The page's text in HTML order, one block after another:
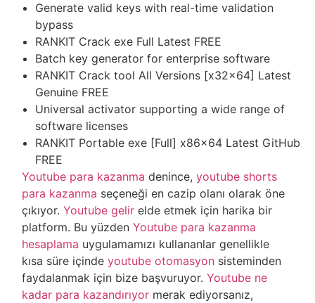
Generate valid keys with real-time validation
bypass
RANKIT Crack exe Full Latest FREE
Batch key generator for enterprise software
RANKIT Crack tool All Versions [x32x64] Latest
Genuine FREE
Universal activator supporting a wide range of
software licenses
RANKIT Portable exe [Full] x86x64 Latest GitHub
FREE
Youtube para kazanma denince,youtube shorts
para kazanma seçeneği en cazip olanı olarak öne
çıkıyor.Youtube gelir elde etmek için harika bir
platform. Bu yüzdenYoutube para kazanma
hesaplama uygulamamızı kullananlar genellikle
kısa süre içindeyoutube otomasyon sisteminden
faydalanmak için bize başvuruyor.Youtube ne
kadar para kazandırıyor merak ediyorsanız,